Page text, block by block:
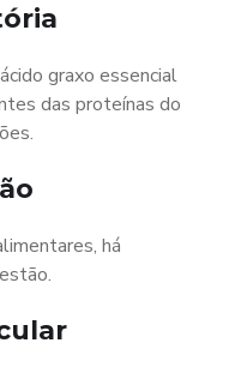
graxo essencial
das proteínas do
há